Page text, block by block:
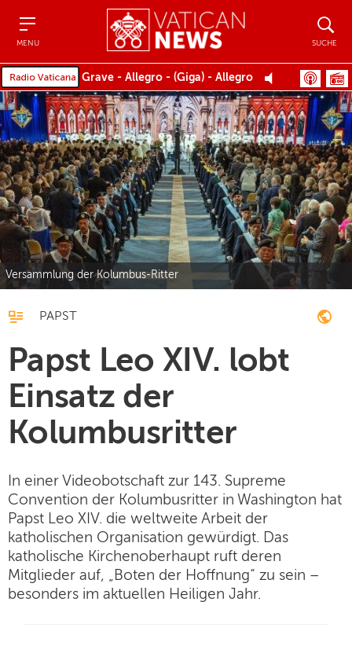
MENU SUCHE
Grave - Allegro - (Giga) - Allegro
Versammlung der Kolumbus-Ritter
PAPST
Papst Leo XIV. lobt
Einsatz der
Kolumbusritter
In einer Videobotschaft zur 143. Supreme
Convention der Kolumbusritter in Washington hat
Papst Leo XIV. die weltweite Arbeit der
katholischen Organisation gewürdigt. Das
katholische Kirchenoberhaupt ruft deren
Mitglieder auf, „Boten der Hoffnung“ zu sein –
besonders im aktuellen Heiligen Jahr.